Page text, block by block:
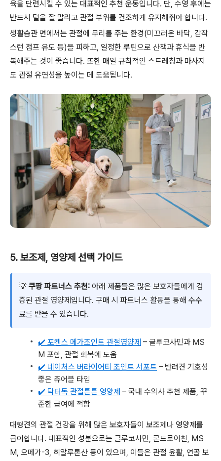
육을 단련시킬 수 있는 대표적인 추천 운동입니다. 단, 수영 후에는
반드시 털을 잘 말리고 관절 부위를 건조하게 유지해줘야 합니다.
생활습관 면에서는 관절에 무리를 주는 환경(미끄러운 바닥, 갑작
스런 점프 유도 등)을 피하고, 일정한 루틴으로 산책과 휴식을 반
복해주는 것이 좋습니다. 또한 매일 규칙적인 스트레칭과 마사지
도 관절 유연성을 높이는 데 도움됩니다.
5. 보조제, 영양제 선택 가이드
💡 쿠팡 파트너스 추천: 아래 제품들은 많은 보호자들에게 검
증된 관절 영양제입니다. 구매 시 파트너스 활동을 통해 수수
료를 받을 수 있습니다.
✔️ 포켄스 메가조인트 관절영양제 – 글루코사민과 MS
M 포함, 관절 회복에 도움
✔️ 네이처스 버라이어티 조인트 서포트 – 반려견 기호성
좋은 츄어블 타입
✔️ 닥터독 관절튼튼 영양제 – 국내 수의사 추천 제품, 꾸
준한 급여에 적합
대형견의 관절 건강을 위해 많은 보호자들이 보조제나 영양제를
급여합니다. 대표적인 성분으로는 글루코사민, 콘드로이친, MS
M, 오메가-3, 히알루론산 등이 있으며, 이들은 관절 윤활, 연골 보